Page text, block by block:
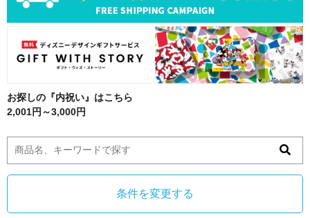
お探しの『内祝い』はこちら
2,001円～3,000円
条件を変更する